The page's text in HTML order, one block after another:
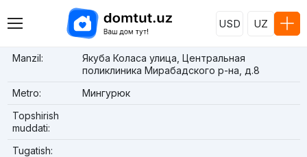
USD UZ
Manzil:
Якуба Коласа улица, Центральная
поликлиника Мирабадского р-на, д.8
Metro:
Мингурюк
Topshirish
muddati:
Tugatish: